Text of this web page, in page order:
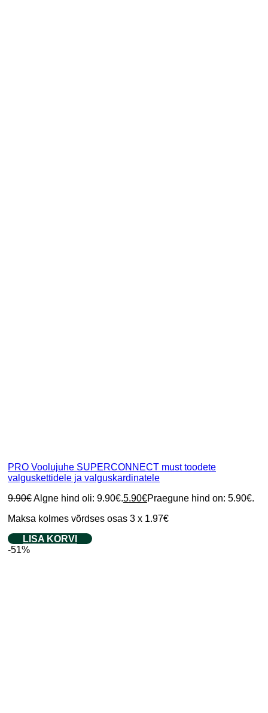
PRO Voolujuhe SUPERCONNECT must toodete
valguskettidele ja valguskardinatele
9.90€Algne hind oli: 9.90€.5.90€Praegune hind on: 5.90€.
Maksa kolmes võrdses osas 3 x 1.97€
LISA KORVI
-51%